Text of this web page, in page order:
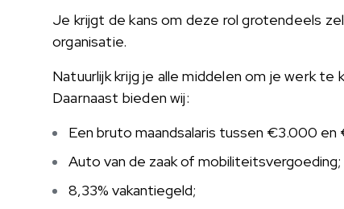
Je krijgt de kans om deze rol grotendeels
organisatie.
Natuurlijk krijg je alle middelen om je werk
Daarnaast bieden wij:
Een bruto maandsalaris tussen €3.000 en
Auto van de zaak of mobiliteitsvergoeding;
8,33% vakantiegeld;